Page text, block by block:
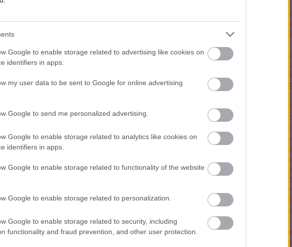
Google to enable storage related to advertising like cookies on
identifiers in apps.
my user data to be sent to Google for online advertising
Google to send me personalized advertising.
Google to enable storage related to analytics like cookies on
identifiers in apps.
Google to enable storage related to functionality of the website
Google to enable storage related to personalization.
Google to enable storage related to security, including
functionality and fraud prevention, and other user protection.
Szólj hozzá!
elengedni magukat. A régi iskolaigazgatóm is egy
Őrület) De igazából nem a halálukat bánom.
és hiába futunk, úgyis meghalunk, minden…
BackmanBaehr Baggot
Balatoni krimik
Baldini
Bálint ErikaBallard
Bán Mór
Baráth Viktória
Barátnak
BarlogBarnard Barnhill
Baron
Barreau
történetekBauer
Bayard
Bazterrica
Beatrice Hyde-Clare
Beatriz Williams
Beecher Stowe
Creek
Belle Bellinger-nővérek
Benioff
Benkő
Berger&Blom
BernardBerry